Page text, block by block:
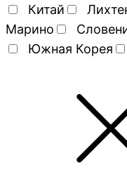
Китай
Марино
Южная Корея